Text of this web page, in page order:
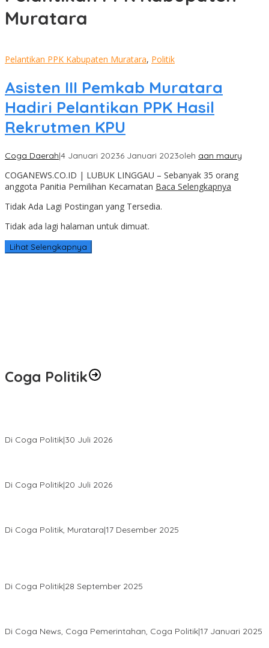
Muratara
Pelantikan PPK Kabupaten Muratara, Politik
Asisten III Pemkab Muratara
Hadiri Pelantikan PPK Hasil
Rekrutmen KPU
Coga Daerah|4 Januari 20236 Januari 2023oleh aan maury
COGANEWS.CO.ID | LUBUK LINGGAU – Sebanyak 35 orang
anggota Panitia Pemilihan Kecamatan Baca Selengkapnya
Tidak Ada Lagi Postingan yang Tersedia.
Tidak ada lagi halaman untuk dimuat.
Lihat Selengkapnya
Coga Politik
Di Coga Politik|30 Juli 2026
Di Coga Politik|20 Juli 2026
Di Coga Politik, Muratara|17 Desember 2025
Di Coga Politik|28 September 2025
Di Coga News, Coga Pemerintahan, Coga Politik|17 Januari 2025